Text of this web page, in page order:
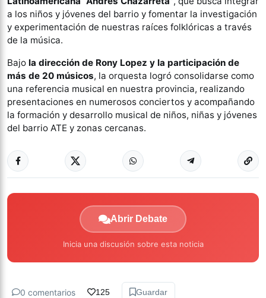
a los niños y jóvenes del barrio y fomentar la investigación
y experimentación de nuestras raíces folklóricas a través
de la música.
Bajo la dirección de Rony Lopez y la participación de
más de 20 músicos, la orquesta logró consolidarse como
una referencia musical en nuestra provincia, realizando
presentaciones en numerosos conciertos y acompañando
la formación y desarrollo musical de niños, niñas y jóvenes
del barrio ATE y zonas cercanas.
Abrir Debate
Inicia una discusión sobre esta noticia
0 comentarios 125 Guardar